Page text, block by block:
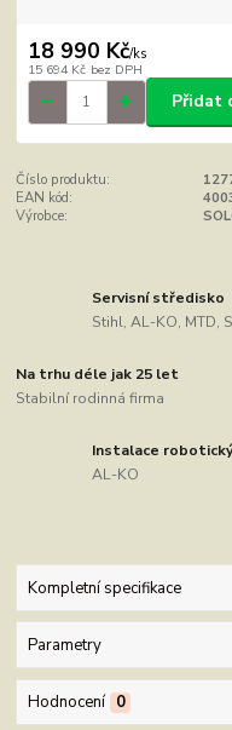
18 990 Kč/ks
15 694 Kč bez DPH
Přidat
Číslo produktu:
EAN kód:
Výrobce:
Servisní středisko
Stihl, AL-KO, MTD,
Na trhu déle jak 25 let
Stabilní rodinná firma
Instalace
AL-KO
Kompletní specifikace
Parametry
Hodnocení 0